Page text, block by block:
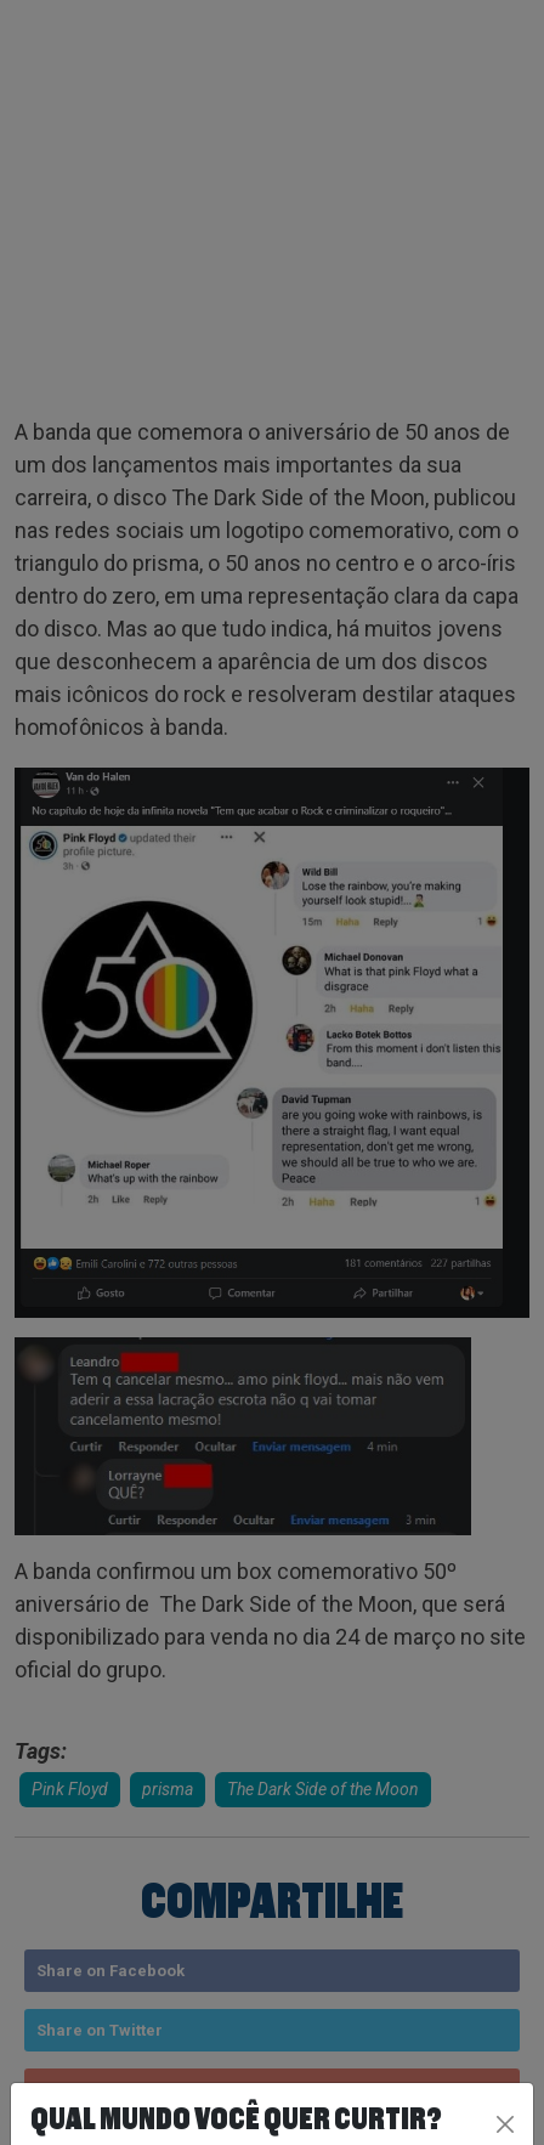
A banda que comemora o aniversário de 50 anos de
um dos lançamentos mais importantes da sua
carreira, o disco The Dark Side of the Moon, publicou
nas redes sociais um logotipo comemorativo, com o
triangulo do prisma, o 50 anos no centro e o arco-íris
dentro do zero, em uma representação clara da capa
do disco. Mas ao que tudo indica, há muitos jovens
que desconhecem a aparência de um dos discos
mais icônicos do rock e resolveram destilar ataques
homofônicos à banda.
A banda confirmou um box comemorativo 50º
aniversário de The Dark Side of the Moon, que será
disponibilizado para venda no dia 24 de março no site
oficial do grupo.
Tags:
Pink Floyd prisma The Dark Side of the Moon
COMPARTILHE
Share on Facebook
Share on Twitter
QUAL MUNDO VOCÊ QUER CURTIR?